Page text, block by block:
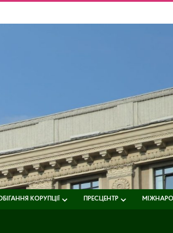
КОРУПЦІЇ ПРЕСЦЕНТР